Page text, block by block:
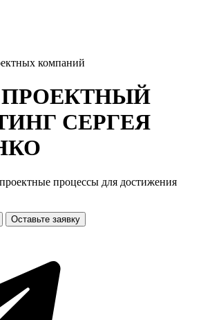
компаний
СЕРГЕЯ
процессы для достижения
Оставьте заявку